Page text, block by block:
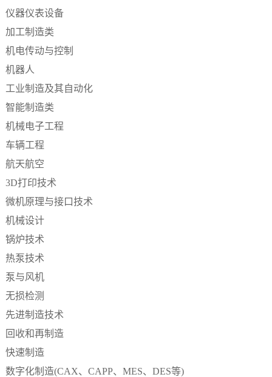
仪器仪表设备
加工制造类
机电传动与控制
机器人
工业制造及其自动化
智能制造类
机械电子工程
车辆工程
航天航空
3D打印技术
微机原理与接口技术
机械设计
锅炉技术
热泵技术
泵与风机
无损检测
先进制造技术
回收和再制造
快速制造
数字化制造(CAX、CAPP、MES、DES等)